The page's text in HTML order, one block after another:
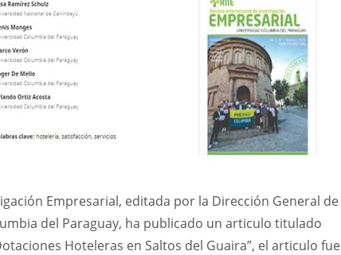
Empresarial, editada por la Dirección General de
del Paraguay, ha publicado un articulo titulado
Hoteleras en Saltos del Guaira”, el articulo fue